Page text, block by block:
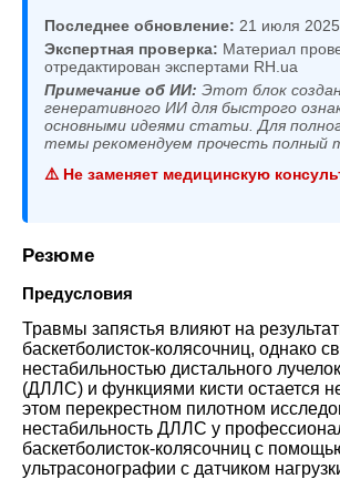
Последнее обновление: 21 июля 2025
Экспертная проверка: Материал
отредактирован экспертами RH.ua
Примечание об ИИ: Этот блок
генеративного ИИ для быстрого
основными идеями статьи. Для
темы рекомендуем прочесть полный
⚠️ Не заменяет медицинскую
Резюме
Предусловия
Травмы запястья влияют на
баскетболисток-колясочниц, однако
нестабильностью дистального
(ДЛЛС) и функциями кисти остается
этом перекрестном пилотном
нестабильность ДЛЛС у
баскетболисток-колясочниц с
ультрасонографии с датчиком